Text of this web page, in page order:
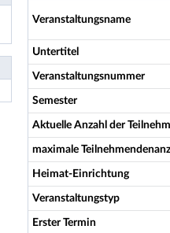
Veranstaltungsname
Untertitel
Veranstaltungsnummer
Semester
Aktuelle Anzahl der
maximale
Heimat-Einrichtung
Veranstaltungstyp
Erster Termin